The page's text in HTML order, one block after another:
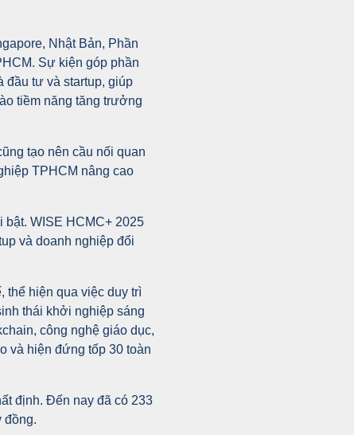
Nhật Bản, Phần
Sự kiện góp phần
đầu tư và startup, giúp
tiềm năng tăng trưởng
tạo nên cầu nối quan
TPHCM nâng cao
WISE HCMC+ 2025
và doanh nghiệp đổi
thể hiện qua việc duy trì
thái khởi nghiệp sáng
công nghệ giáo dục,
và hiện đứng tốp 30 toàn
định. Đến nay đã có 233
đồng.